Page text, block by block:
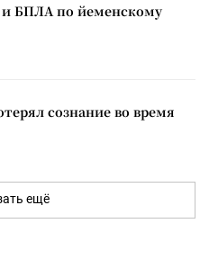
и БПЛА по йеменскому
сознание во время
ещё